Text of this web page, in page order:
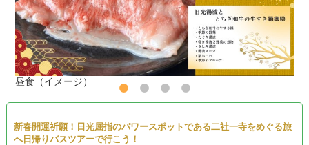
昼食（イメージ）
新春開運祈願！日光屈指のパワースポットである二社一寺をめぐる旅
へ日帰りバスツアーで行こう！